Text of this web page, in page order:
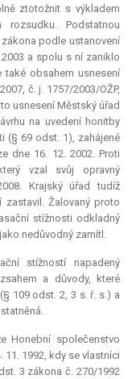
ztotožnit s výkladem
rozsudku. Podstatnou
podle ustanovení
a spolu s ní zaniklo
také obsahem usnesení
č. j. 1757/2003/OŽP,
usnesení Městský úřad
na uvedení honitby
(§ 69 odst. 1), zahájené
dne 16. 12. 2002. Proti
vzal svůj opravný
Krajský úřad tudíž
zastavil. Žalovaný proto
stížnosti odkladný
nedůvodný zamítl.
stížností napadený
a důvody, které
109 odst. 2, 3 s. ř. s.) a
Honební společenstvo
1992, kdy se vlastníci
3 zákona č. 270/1992